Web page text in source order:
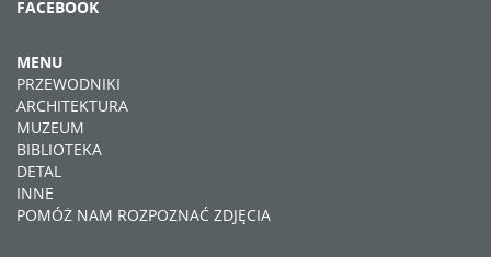
FACEBOOK
MENU
PRZEWODNIKI
ARCHITEKTURA
MUZEUM
BIBLIOTEKA
DETAL
INNE
POMÓŻ NAM ROZPOZNAĆ ZDJĘCIA